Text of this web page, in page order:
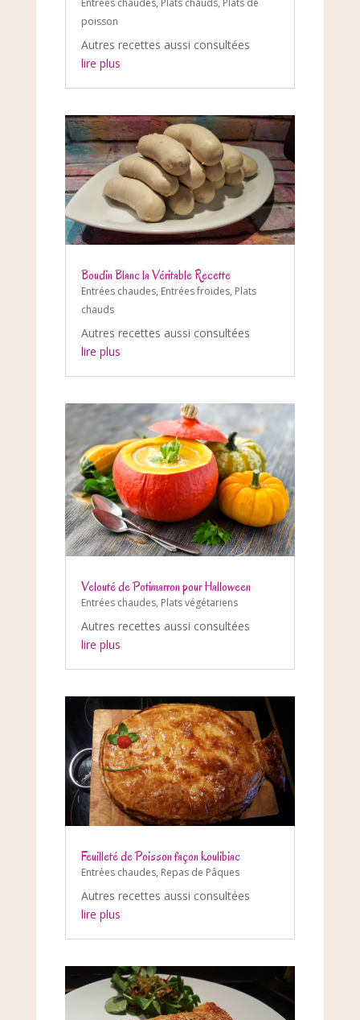
poisson
Autres recettes aussi consultées
lire plus
Boudin Blanc la Véritable Recette
Entrées chaudes, Entrées froides, Plats
chauds
Autres recettes aussi consultées
lire plus
Velouté de Potimarron pour Halloween
Entrées chaudes, Plats végétariens
Autres recettes aussi consultées
lire plus
Feuilleté de Poisson façon koulibiac
Entrées chaudes, Repas de Pâques
Autres recettes aussi consultées
lire plus